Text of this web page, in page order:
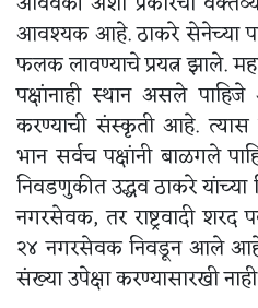
आवश्यक आहे. ठाकरे सेनेच्या
फलक लावण्याचे प्रयत्न झाले.
पक्षांनाही स्थान असले
करण्याची संस्कृती आहे. त्यास
भान सर्वच पक्षांनी बाळगले
निवडणुकीत उद्धव ठाकरे
नगरसेवक, तर राष्ट्रवादी
२४ नगरसेवक निवडून आले आहेत.
संख्या उपेक्षा करण्यासारखी